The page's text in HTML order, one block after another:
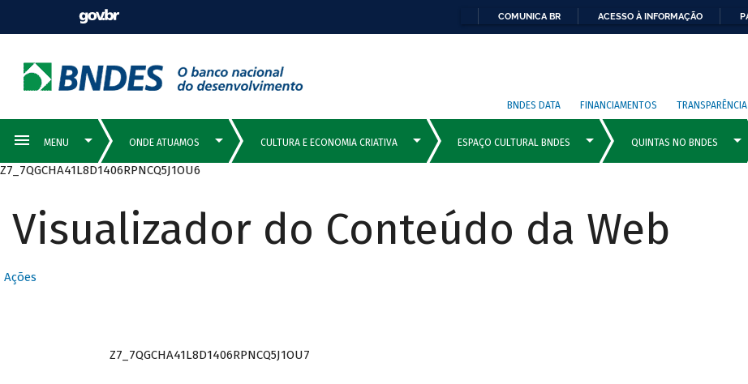
COMUNICA BR ACESSO À INFORMAÇÃO
BNDES DATA FINANCIAMENTOS TRANSPARÊNCIA
Z7_7QGCHA41L8D1406RPNCQ5J1OU6
Visualizador do Conteúdo da Web
Ações
Z7_7QGCHA41L8D1406RPNCQ5J1OU7